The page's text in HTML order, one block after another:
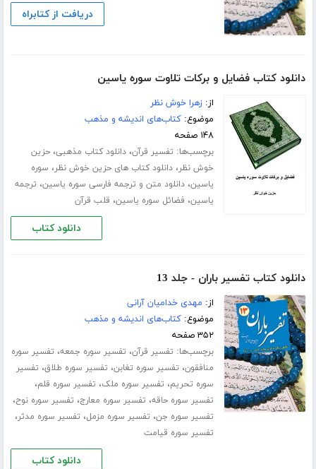
دریافت از کتابراه
دانلود کتاب فضایل و برکات تلاوت سوره یاسین
از:زهرا خوش نظر
موضوع:کتاب‌های اندیشه و مذهب
۱۴۸ صفحه
برچسب‌ها: تفسیر قرآن،دانلود کتاب مذهبی،حزین
خوش نظر،دانلود کتاب های حزین خوش نظر، سوره
یاسین،دانلود متن و ترجمه فارسی سوره یاسین، ترجمه
یاسین، فضائل سوره یاسین، قلب قرآن
دانلود کتاب
دانلود کتاب تفسیر باران - جلد 13
از: مهدی خدامیان آرانی
موضوع:کتاب‌های اندیشه و مذهب
۳۵۲ صفحه
برچسب‌ها: تفسیر قرآن، تفسیر سوره جمعه، تفسیر سوره
منافقون، تفسیر سوره تغابن، تفسیر سوره طلاق، تفسیر
سوره تحریم، تفسیر سوره ملک، تفسیر سوره قلم،
تفسیر سوره حاقه، تفسیر سوره معارج، تفسیر سوره نوح،
تفسیر سوره جن، تفسیر سوره مزمل، تفسیر سوره مدثر،
تفسیر سوره قیامت
دانلود کتاب